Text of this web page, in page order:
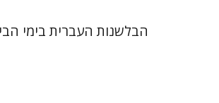
הבלשנות העברית בימי